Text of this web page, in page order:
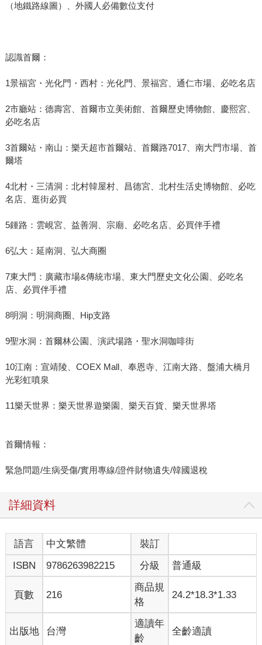
（地鐵路線圖）、外國人必備數位支付
認識首爾：
1景福宮・光化門・西村：光化門、景福宮、通仁市場、必吃名店
2市廳站：德壽宮、首爾市立美術館、首爾歷史博物館、慶熙宮、
必吃名店
3首爾站・南山：樂天超市首爾站、首爾路7017、南大門市場、首
爾塔
4北村・三清洞：北村韓屋村、昌德宮、北村生活史博物館、必吃
名店、逛街必買
5鍾路：雲峴宮、益善洞、宗廟、必吃名店、必買伴手禮
6弘大：延南洞、弘大商圈
7東大門：廣藏市場&傳統市場、東大門歷史文化公園、必吃名
店、必買伴手禮
8明洞：明洞商圈、Hip支路
9聖水洞：首爾林公園、演武場路・聖水洞咖啡街
10江南：宣靖陵、COEX Mall、奉恩寺、江南大路、盤浦大橋月
光彩虹噴泉
11樂天世界：樂天世界遊樂園、樂天百貨、樂天世界塔
首爾情報：
緊急問題/生病受傷/實用專線/證件財物遺失/韓國退稅
詳細資料
語言 中文繁體
裝訂
ISBN
9786263982215 分級 普通級
頁數 216
商品規
格
24.2*18.3*1.33
出版地 台灣
適讀年
齡
全齡適讀